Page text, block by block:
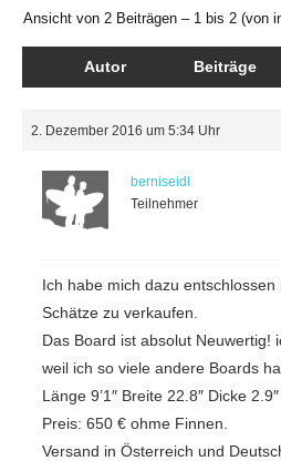
Ansicht von 2 Beiträgen – 1 bis 2 (von
Autor Beiträge
2. Dezember 2016 um 5:34 Uhr
berniseidl
Teilnehmer
Ich habe mich dazu
Schätze zu verkaufen.
Das Board ist absolut Neuwertig!
weil ich so viele andere Boards
Länge 9’1″ Breite 22.8″ Dicke
Preis: 650 € ohme Finnen.
Versand in Österreich und